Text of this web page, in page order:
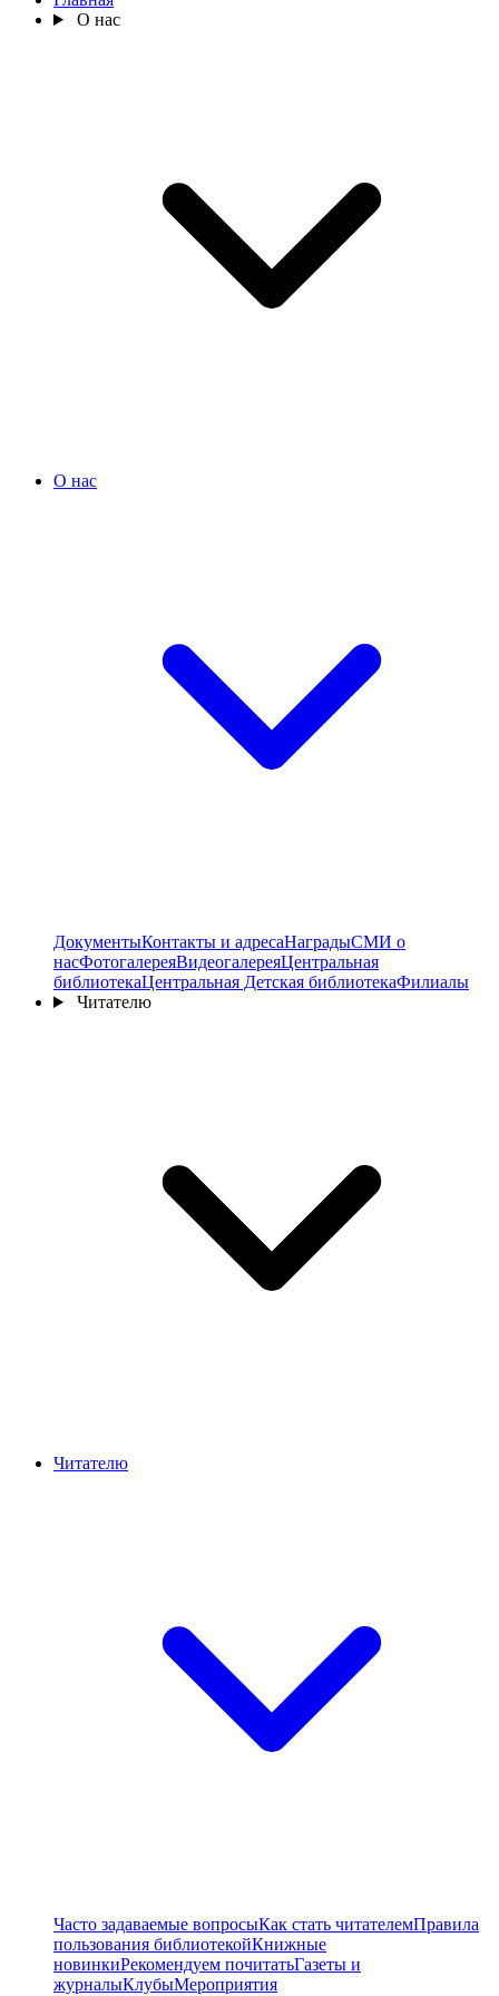
О нас
О нас
ДокументыКонтакты и адресаНаградыСМИ о
насФотогалереяВидеогалереяЦентральная
библиотекаЦентральная Детская библиотекаФилиалы
Читателю
Читателю
Часто задаваемые вопросыКак стать читателемПравила
пользования библиотекойКнижные
новинкиРекомендуем почитатьГазеты и
журналыКлубыМероприятия